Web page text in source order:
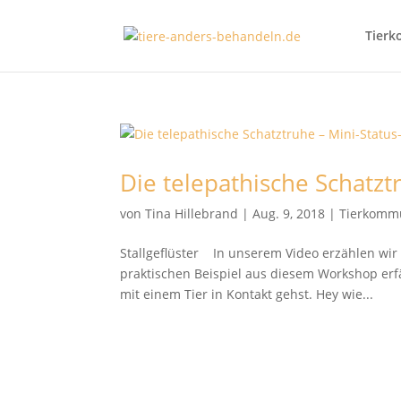
Die telepathische
vonTina Hillebrand |Aug. 9, 2018 |
Stallgeflüster In unserem Video erzählen wir
praktischen Beispiel aus diesem Workshop
mit einem Tier in Kontakt gehst. Hey wie...